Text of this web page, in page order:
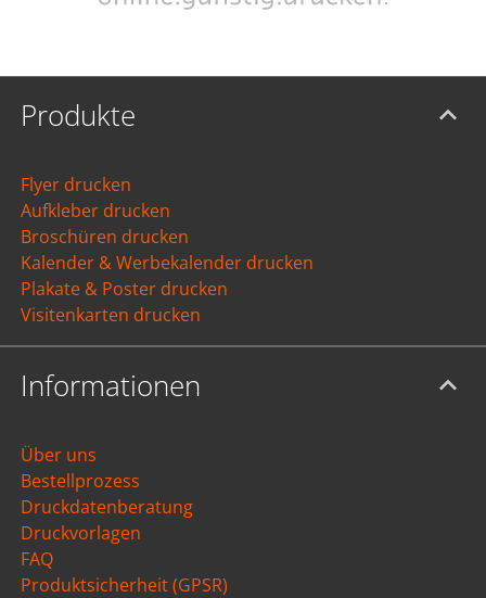
Produkte
Flyer drucken
Aufkleber drucken
Broschüren drucken
Kalender & Werbekalender drucken
Plakate & Poster drucken
Visitenkarten drucken
Informationen
Über uns
Bestellprozess
Druckdatenberatung
Druckvorlagen
FAQ
Produktsicherheit (GPSR)